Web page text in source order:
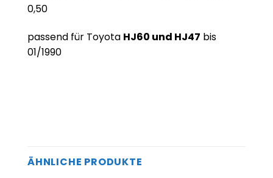
0,50
passend für Toyota HJ60 und HJ47 bis
01/1990
ÄHNLICHE PRODUKTE